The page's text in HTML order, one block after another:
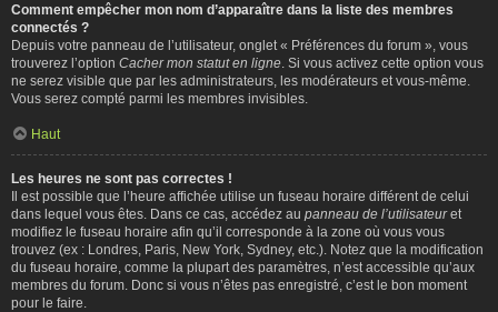
Comment empêcher mon nom d’apparaître dans la liste des membres
connectés ?
Depuis votre panneau de l’utilisateur, onglet « Préférences du forum », vous
trouverez l’option Cacher mon statut en ligne . Si vous activez cette option vous
ne serez visible que par les administrateurs, les modérateurs et vous-même.
Vous serez compté parmi les membres invisibles.
Haut
Les heures ne sont pas correctes !
Il est possible que l’heure affichée utilise un fuseau horaire différent de celui
dans lequel vous êtes. Dans ce cas, accédez au panneau de l’utilisateuret
modifiez le fuseau horaire afin qu’il corresponde à la zone où vous vous
trouvez (ex : Londres, Paris, New York, Sydney, etc.). Notez que la modification
du fuseau horaire, comme la plupart des paramètres, n’est accessible qu’aux
membres du forum. Donc si vous n’êtes pas enregistré, c’est le bon moment
pour le faire.